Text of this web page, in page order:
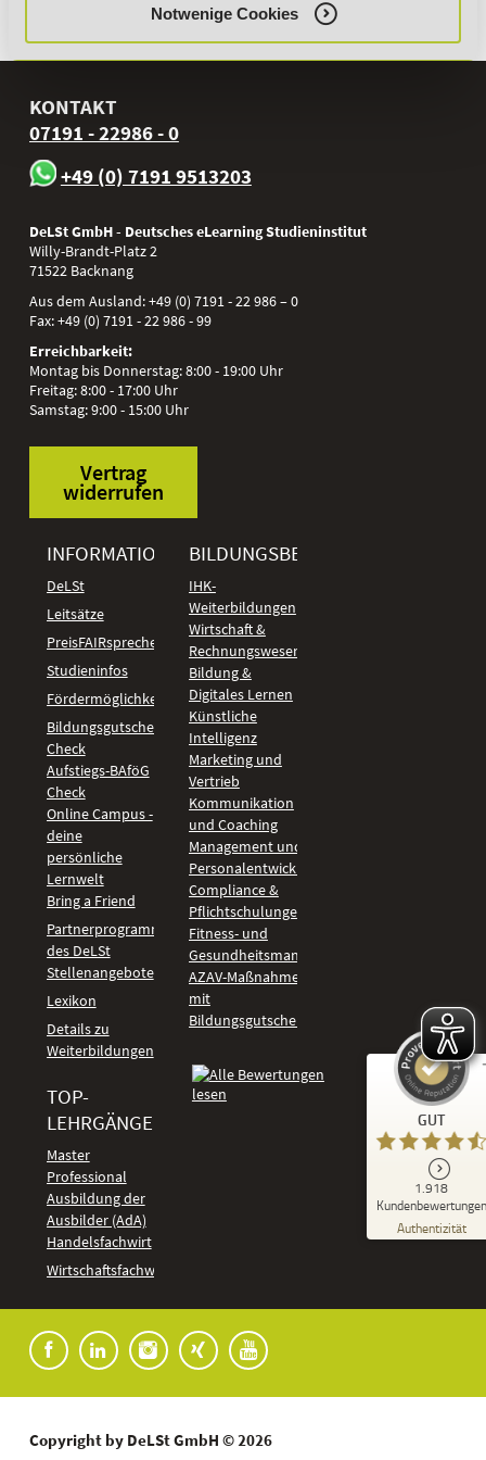
Notwenige Cookies
KONTAKT
07191 - 22986 - 0
+49 (0) 7191 9513203
DeLSt GmbH - Deutsches eLearning Studieninstitut
Willy-Brandt-Platz 2
71522 Backnang
Aus dem Ausland:+49 (0) 7191 - 22 986 – 0
Fax:+49 (0) 7191 - 22 986 - 99
Erreichbarkeit:
Montag bis Donnerstag: 8:00 - 19:00 Uhr
Freitag: 8:00 - 17:00 Uhr
Samstag: 9:00 - 15:00 Uhr
Vertrag
widerrufen
INFORMATIONEN
DeLSt
Leitsätze
PreisFAIRsprechen
Studieninfos
Fördermöglichkeiten
Bildungsgutschein
Check
Aufstiegs-BAföG
Check
Online Campus -
deine
persönliche
Lernwelt
Bring a Friend
Partnerprogramm
des DeLSt
Stellenangebote
Lexikon
Details zu
Weiterbildungen
TOP-
LEHRGÄNGE
Master
Professional
Ausbildung der
Ausbilder (AdA)
Handelsfachwirt
Wirtschaftsfachwirt
BILDUNGSBEREICHE
IHK-
Weiterbildungen
Wirtschaft &
Rechnungswesen
Bildung &
Digitales Lernen
Künstliche
Intelligenz
Marketing und
Vertrieb
Kommunikation
und Coaching
Management und
Personalentwicklung
Compliance &
Pflichtschulungen
Fitness- und
Gesundheitsmanagement
AZAV-Maßnahmen
mit
Bildungsgutschein
GUT
1.918
Kundenbewertungen
Authentizität
Kundenbewertungen und Erfahrungen zu
DeLSt - Deutsches eLearning Studieninstitut
92
%
Empfehlungen auf
ProvenExpert.com
anderen Quellen
Copyright by DeLSt GmbH © 2026